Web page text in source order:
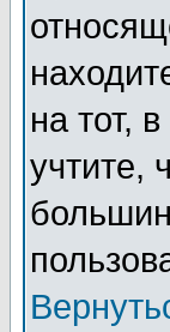
на тот,
учтите,